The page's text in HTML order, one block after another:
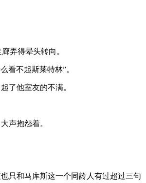
弄得晕头转向。
看不起斯莱特林”。
了他室友的不满。
声抱怨着。
只和马库斯这一个同龄人有过超过三句